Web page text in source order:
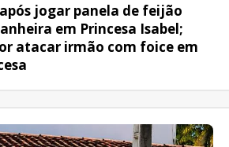
jogar panela de feijão
em Princesa Isabel;
atacar irmão com foice em